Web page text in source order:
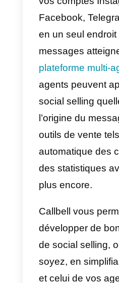
aux
clients
3)
vente
L’attention
Si une
service
cette
service
4) Interagir